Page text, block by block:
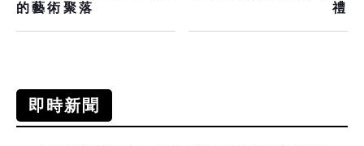
的藝術聚落
禮
即時新聞